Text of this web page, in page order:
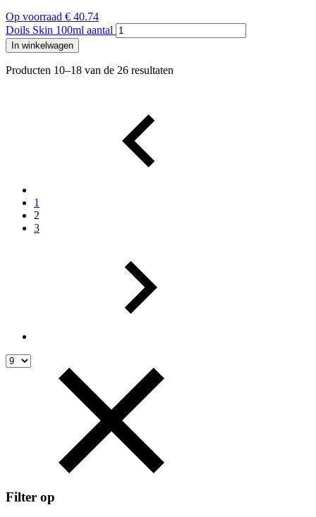
Op voorraad € 40.74
Doils Skin 100ml aantal
In winkelwagen
Producten 10–18 van de 26 resultaten
1
2
3
Filter op